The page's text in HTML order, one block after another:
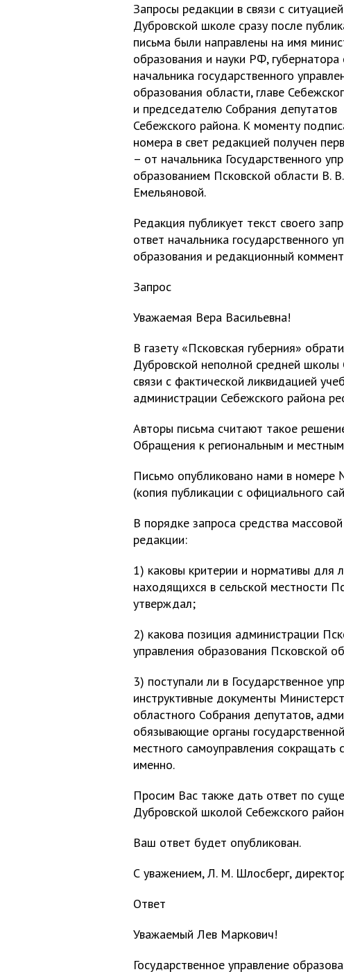
Запросы редакции в связи с
Дубровской школе сразу после
письма были направлены на имя
образования и науки РФ, губернатора
начальника государственного
образования области, главе
и председателю Собрания депутатов
Себежского района. К моменту
номера в свет редакцией получен
– от начальника Государственного
образованием Псковской области В. В.
Емельяновой.
Редакция публикует текст своего
ответ начальника государственного
образования и редакционный
Запрос
Уважаемая Вера Васильевна!
В газету «Псковская губерния»
Дубровской неполной средней школы
связи с фактической ликвидацией
администрации Себежского района
Авторы письма считают такое
Обращения к региональным и
Письмо опубликовано нами в
(копия публикации с официального
В порядке запроса средства
редакции:
1) каковы критерии и нормативы для
находящихся в сельской местности
утверждал;
2) какова позиция администрации
управления образования Псковской
3) поступали ли в Государственное
инструктивные документы
областного Собрания депутатов,
обязывающие органы
местного самоуправления сокращать
именно.
Просим Вас также дать ответ по
Дубровской школой Себежского
Ваш ответ будет опубликован.
С уважением, Л. М. Шлосберг,
Ответ
Уважаемый Лев Маркович!
Государственное управление